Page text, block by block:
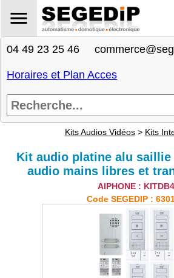
04 49 23 25 46
Horaires et Plan Acces
Kits Audios Vidéos> Kits
Kit audio platine alu saillie
audio mains libres et
AIPHONE : KITDB4
Code SEGEDIP :